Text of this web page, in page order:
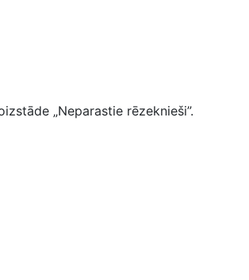
„Neparastie rēzeknieši”.